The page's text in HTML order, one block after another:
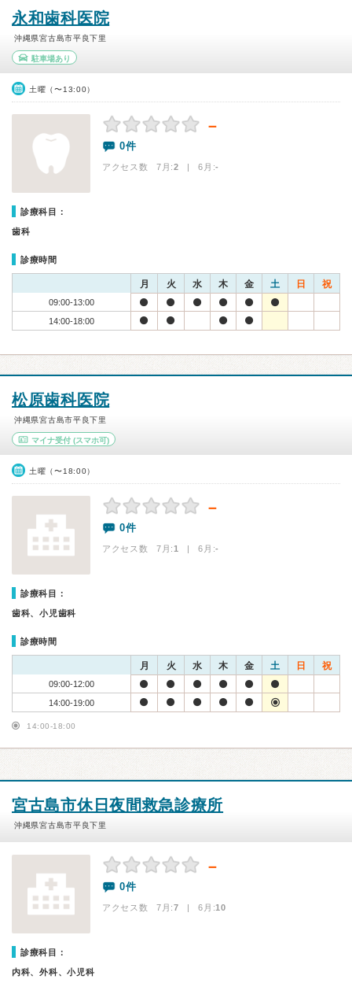
永和歯科医院
沖縄県宮古島市平良下里
駐車場あり
土曜（〜13:00）
－
0件
アクセス数 7月:2 | 6月:-
診療科目：
歯科
診療時間
月 火 水 木 金 土 日 祝
09:00-13:00
14:00-18:00
松原歯科医院
沖縄県宮古島市平良下里
マイナ受付 (スマホ可)
土曜（〜18:00）
－
0件
アクセス数 7月:1 | 6月:-
診療科目：
歯科、小児歯科
診療時間
月 火 水 木 金 土 日 祝
09:00-12:00
14:00-19:00
14:00-18:00
宮古島市休日夜間救急診療所
沖縄県宮古島市平良下里
－
0件
アクセス数 7月:7 | 6月:10
診療科目：
内科、外科、小児科